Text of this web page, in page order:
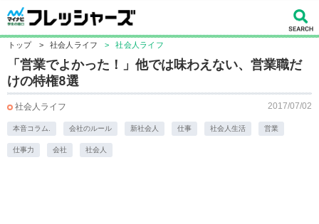
トップ > 社会人ライフ > 社会人ライフ
「営業でよかった！」他では味わえない、営業職だ
けの特権8選
社会人ライフ 2017/07/02
本音コラム. 会社のルール 新社会人 仕事 社会人生活 営業
仕事力 会社 社会人